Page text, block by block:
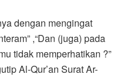
dengan mengingat
,“Dan (juga) pada
tidak memperhatikan ?”
Al-Qur’an Surat Ar-